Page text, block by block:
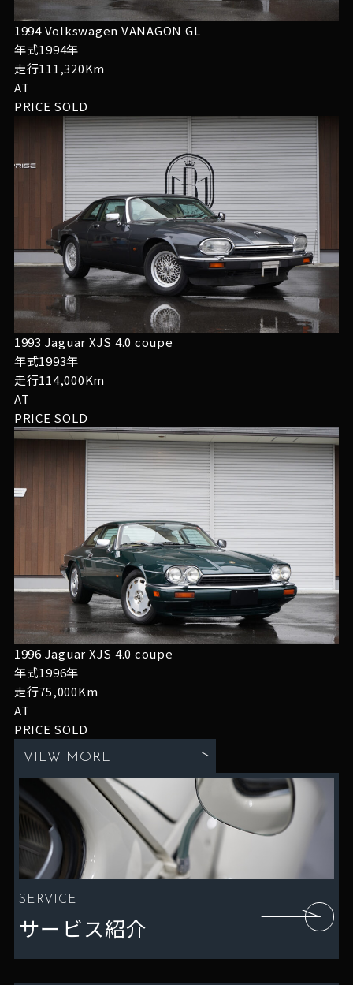
1994 Volkswagen VANAGON GL
年式1994年
走行111,320Km
AT
PRICE SOLD
1993 Jaguar XJS 4.0 coupe
年式1993年
走行114,000Km
AT
PRICE SOLD
1996 Jaguar XJS 4.0 coupe
年式1996年
走行75,000Km
AT
PRICE SOLD
VIEW MORE
SERVICE
サービス紹介